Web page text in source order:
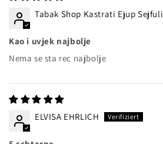
Tabak Shop Kastrati Ejup Sejfuli
Kao i uvjek najbolje
Nema se sta rec najbolje
ELVISA EHRLICH